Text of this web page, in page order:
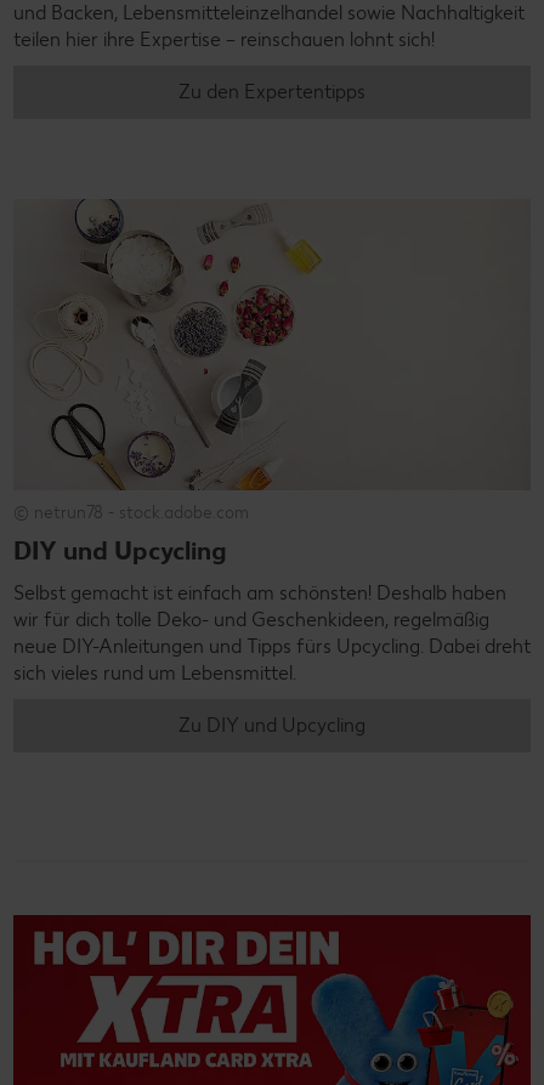
und Backen, Lebensmitteleinzelhandel sowie Nachhaltigkeit
teilen hier ihre Expertise – reinschauen lohnt sich!
Zu den Expertentipps
© netrun78 - stock.adobe.com
DIY und Upcycling
Selbst gemacht ist einfach am schönsten! Deshalb haben
wir für dich tolle Deko- und Geschenkideen, regelmäßig
neue DIY-Anleitungen und Tipps fürs Upcycling. Dabei dreht
sich vieles rund um Lebensmittel.
Zu DIY und Upcycling